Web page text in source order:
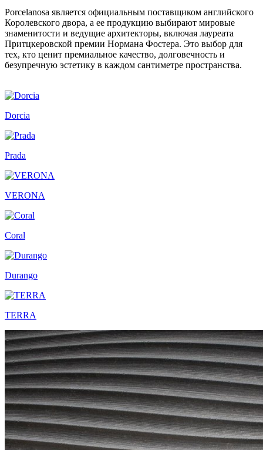
Porcelanosa является официальным поставщиком английского
Королевского двора, а ее продукцию выбирают мировые
знаменитости и ведущие архитекторы, включая лауреата
Притцкеровской премии Нормана Фостера. Это выбор для
тех, кто ценит премиальное качество, долговечность и
безупречную эстетику в каждом сантиметре пространства.
Dorcia
Prada
VERONA
Coral
Durango
TERRA